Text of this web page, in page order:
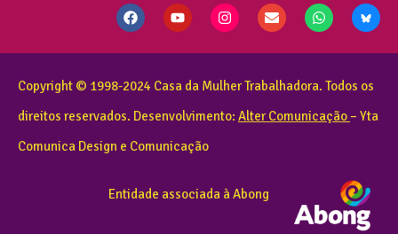
Copyright © 1998-2024 Casa da Mulher Trabalhadora. Todos os
direitos reservados. Desenvolvimento: Alter Comunicação – Yta
Comunica Design e Comunicação
Entidade associada à Abong